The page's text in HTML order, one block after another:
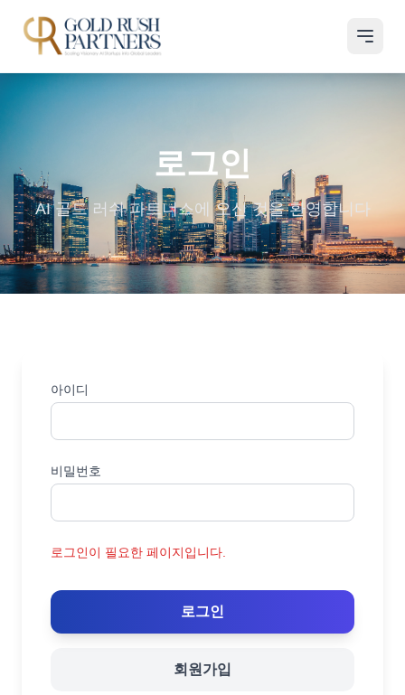
로그인
AI 골드 러쉬 파트너스에 오신 것을 환영합니다
아이디
비밀번호
로그인이 필요한 페이지입니다.
로그인
회원가입